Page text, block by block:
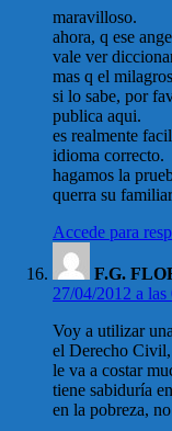
maravilloso.
ahora, q ese
vale ver
mas q el
si lo sabe, por
publica aqui.
es realmente
idioma correcto.
hagamos la
querra su
Accede para
F.G.
27/04/2012 a las
Voy a utilizar
el Derecho
le va a costar
tiene sabiduría
en la pobreza,